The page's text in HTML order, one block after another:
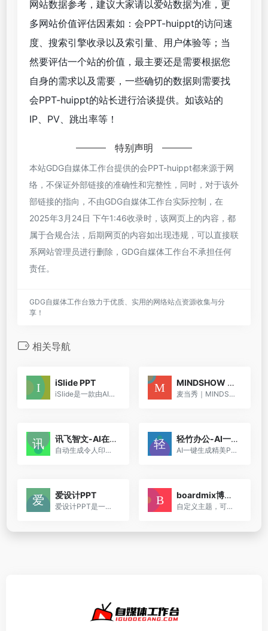
网站数据参考，建议大家请以爱站数据为准，更
多网站价值评估因素如：会PPT-huippt的访问速
度、搜索引擎收录以及索引量、用户体验等；当
然要评估一个站的价值，最主要还是需要根据您
自身的需求以及需要，一些确切的数据则需要找
会PPT-huippt的站长进行洽谈提供。如该站的
IP、PV、跳出率等！
特别声明
本站GDG自媒体工作台提供的会PPT-huippt都来源于网
络，不保证外部链接的准确性和完整性，同时，对于该外
部链接的指向，不由GDG自媒体工作台实际控制，在
2025年3月24日 下午1:46收录时，该网页上的内容，都
属于合规合法，后期网页的内容如出现违规，可以直接联
系网站管理员进行删除，GDG自媒体工作台不承担任何
责任。
GDG自媒体工作台致力于优质、实用的网络站点资源收集与分
享！
相关导航
iSlide PPT
iSlide是一款由AI赋能的PPT制作工具，支持AI一键生成、导入文档生成以及上传模板生成PPT，内置8大资源库，超过1400w+PPT素材资源，包含模板、图示、图表、图片等。支持PPT一键美化...
MINDSHOW 麦当秀
麦当秀｜MINDSHOW是一款百万用户正在使用的三分钟生成一份PPT的AI应用系统
讯飞智文-AI在线生成PPT
自动生成令人印象深刻的PPT文档
轻竹办公-AI一键生成PPT
AI一键生成精美PPT，海量模板任选
爱设计PPT
爱设计PPT是一款AI驱动的PPT在线生成器，它通过人工智能技术简化了PPT的制作过程，用户只需输入主题，AI即可一键生成高质量的PPT。
boardmix博思白板-AIPPT
自定义主题，可选风格，多人协同，轻松制作出令人惊艳的演示文档